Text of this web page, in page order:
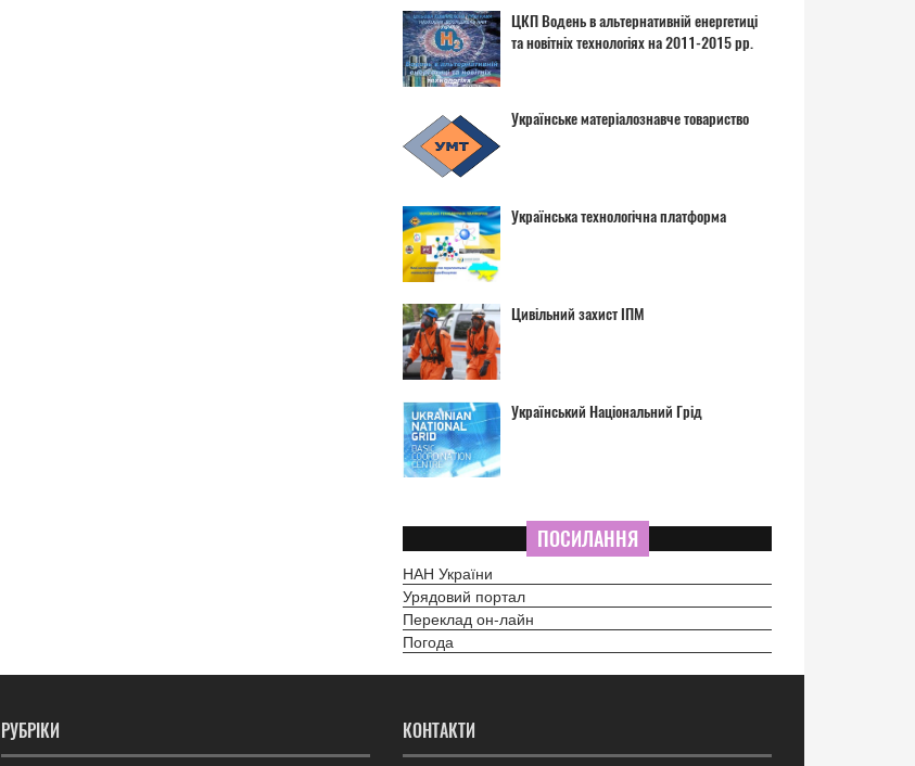
ЦКП Водень в альтернативній енергетиці
та новітніх технологіях на 2011-2015 рр.
Українське матеріалознавче товариство
Українська технологічна платформа
Цивільний захист ІПМ
Український Національний Грід
ПОСИЛАННЯ
НАН України
Урядовий портал
Переклад он-лайн
Погода
РУБРІКИ КОНТАКТИ